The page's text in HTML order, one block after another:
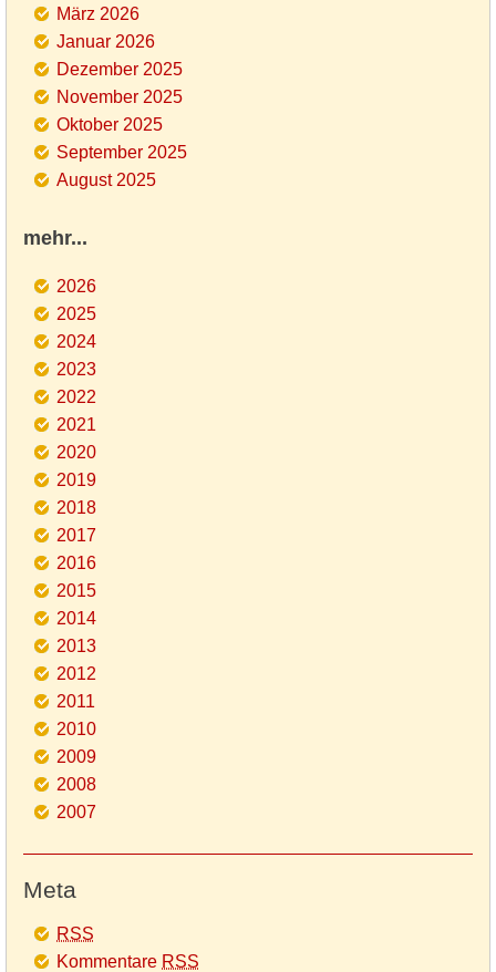
März 2026
Januar 2026
Dezember 2025
November 2025
Oktober 2025
September 2025
August 2025
mehr...
2026
2025
2024
2023
2022
2021
2020
2019
2018
2017
2016
2015
2014
2013
2012
2011
2010
2009
2008
2007
Meta
RSS
Kommentare RSS